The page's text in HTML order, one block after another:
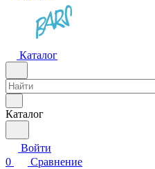
Каталог
Каталог
Войти
0
Сравнение